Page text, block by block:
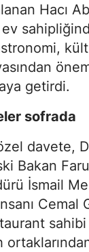
Hacı
ev
getirdi.
sofrada
davete,
Bakan
İsmail
Cemal